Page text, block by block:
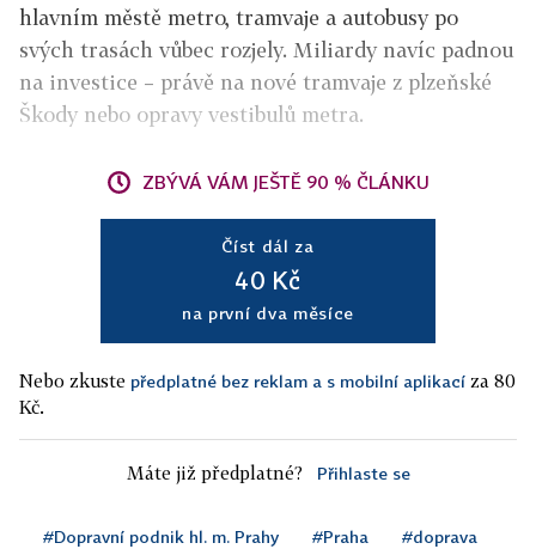
hlavním městě metro, tramvaje a autobusy po
svých trasách vůbec rozjely. Miliardy navíc padnou
na investice – právě na nové tramvaje z plzeňské
Škody nebo opravy vestibulů metra.
ZBÝVÁ VÁM JEŠTĚ 90 % ČLÁNKU
Číst dál za
40 Kč
na první dva měsíce
Nebo zkuste předplatné bez reklam a s mobilní aplikací za 80
Kč.
Máte již předplatné? Přihlaste se
#Dopravní podnik hl. m. Prahy #Praha #doprava